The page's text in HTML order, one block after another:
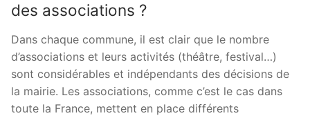
des associations ?
Dans chaque commune, il est clair que le nombre
d’associations et leurs activités (théâtre, festival…)
sont considérables et indépendants des décisions de
la mairie. Les associations, comme c’est le cas dans
toute la France, mettent en place différents